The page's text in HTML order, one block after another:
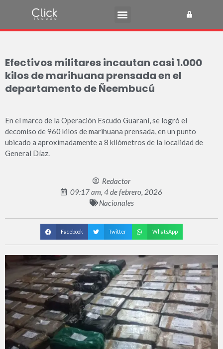
Efectivos militares incautan casi 1.000
kilos de marihuana prensada en el
departamento de Ñeembucú
En el marco de la Operación Escudo Guaraní, se logró el
decomiso de 960 kilos de marihuana prensada, en un punto
ubicado a aproximadamente a 8 kilómetros de la localidad de
General Díaz.
Redactor
09:17 am, 4 de febrero, 2026
Nacionales
Facebook Twitter WhatsApp